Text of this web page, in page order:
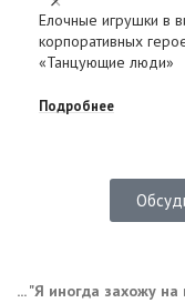
Елочные игрушки в
корпоративных
«Танцующие люди»
Подробнее
... "Я иногда захожу